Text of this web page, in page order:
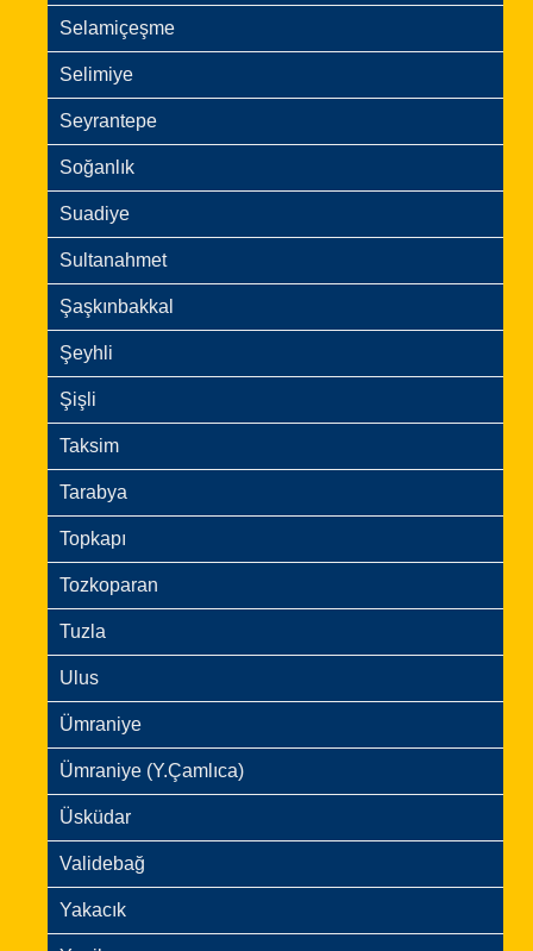
Selamiçeşme
Selimiye
Seyrantepe
Soğanlık
Suadiye
Sultanahmet
Şaşkınbakkal
Şeyhli
Şişli
Taksim
Tarabya
Topkapı
Tozkoparan
Tuzla
Ulus
Ümraniye
Ümraniye (Y.Çamlıca)
Üsküdar
Validebağ
Yakacık